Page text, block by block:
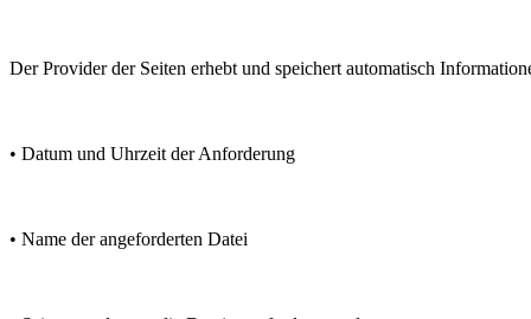
Der Provider der Seiten erhebt und speichert automatisch
• Datum und Uhrzeit der Anforderung
• Name der angeforderten Datei